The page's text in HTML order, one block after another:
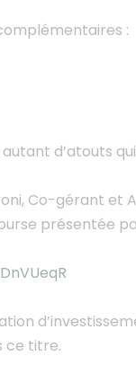
:
d’atouts
Co-gérant et
présentée
ce titre.